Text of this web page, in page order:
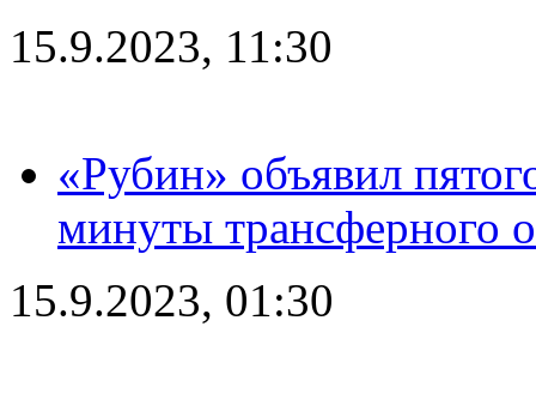
15.9.2023, 11:30
«Рубин» объявил
минуты трансферного
15.9.2023, 01:30